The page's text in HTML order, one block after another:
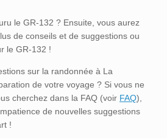
le GR-132 ? Ensuite, vous aurez
de conseils et de suggestions ou
le GR-132 !
sur la randonnée à La
de votre voyage ? Si vous ne
cherchez dans la FAQ (voir FAQ),
de nouvelles suggestions
!